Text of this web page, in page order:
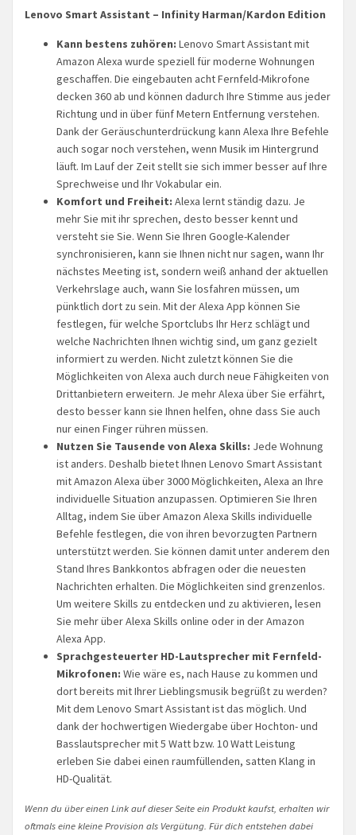
Lenovo Smart Assistant – Infinity Harman/Kardon Edition
Kann bestens zuhören: Lenovo Smart Assistant mit
Amazon Alexa wurde speziell für moderne Wohnungen
geschaffen. Die eingebauten acht Fernfeld-Mikrofone
decken 360 ab und können dadurch Ihre Stimme aus jeder
Richtung und in über fünf Metern Entfernung verstehen.
Dank der Geräuschunterdrückung kann Alexa Ihre Befehle
auch sogar noch verstehen, wenn Musik im Hintergrund
läuft. Im Lauf der Zeit stellt sie sich immer besser auf Ihre
Sprechweise und Ihr Vokabular ein.
Komfort und Freiheit: Alexa lernt ständig dazu. Je
mehr Sie mit ihr sprechen, desto besser kennt und
versteht sie Sie. Wenn Sie Ihren Google-Kalender
synchronisieren, kann sie Ihnen nicht nur sagen, wann Ihr
nächstes Meeting ist, sondern weiß anhand der aktuellen
Verkehrslage auch, wann Sie losfahren müssen, um
pünktlich dort zu sein. Mit der Alexa App können Sie
festlegen, für welche Sportclubs Ihr Herz schlägt und
welche Nachrichten Ihnen wichtig sind, um ganz gezielt
informiert zu werden. Nicht zuletzt können Sie die
Möglichkeiten von Alexa auch durch neue Fähigkeiten von
Drittanbietern erweitern. Je mehr Alexa über Sie erfährt,
desto besser kann sie Ihnen helfen, ohne dass Sie auch
nur einen Finger rühren müssen.
Nutzen Sie Tausende von Alexa Skills: Jede Wohnung
ist anders. Deshalb bietet Ihnen Lenovo Smart Assistant
mit Amazon Alexa über 3000 Möglichkeiten, Alexa an Ihre
individuelle Situation anzupassen. Optimieren Sie Ihren
Alltag, indem Sie über Amazon Alexa Skills individuelle
Befehle festlegen, die von ihren bevorzugten Partnern
unterstützt werden. Sie können damit unter anderem den
Stand Ihres Bankkontos abfragen oder die neuesten
Nachrichten erhalten. Die Möglichkeiten sind grenzenlos.
Um weitere Skills zu entdecken und zu aktivieren, lesen
Sie mehr über Alexa Skills online oder in der Amazon
Alexa App.
Sprachgesteuerter HD-Lautsprecher mit Fernfeld-
Mikrofonen: Wie wäre es, nach Hause zu kommen und
dort bereits mit Ihrer Lieblingsmusik begrüßt zu werden?
Mit dem Lenovo Smart Assistant ist das möglich. Und
dank der hochwertigen Wiedergabe über Hochton- und
Basslautsprecher mit 5 Watt bzw. 10 Watt Leistung
erleben Sie dabei einen raumfüllenden, satten Klang in
HD-Qualität.
Wenn du über einen Link auf dieser Seite ein Produkt kaufst, erhalten wir
oftmals eine kleine Provision als Vergütung. Für dich entstehen dabei